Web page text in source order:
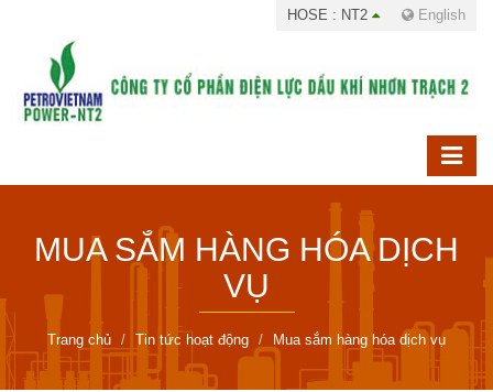
HOSE : NT2 English
MUA SẮM HÀNG HÓA DỊCH
VỤ
Trang chủ Tin tức hoạt động Mua sắm hàng hóa dịch vụ